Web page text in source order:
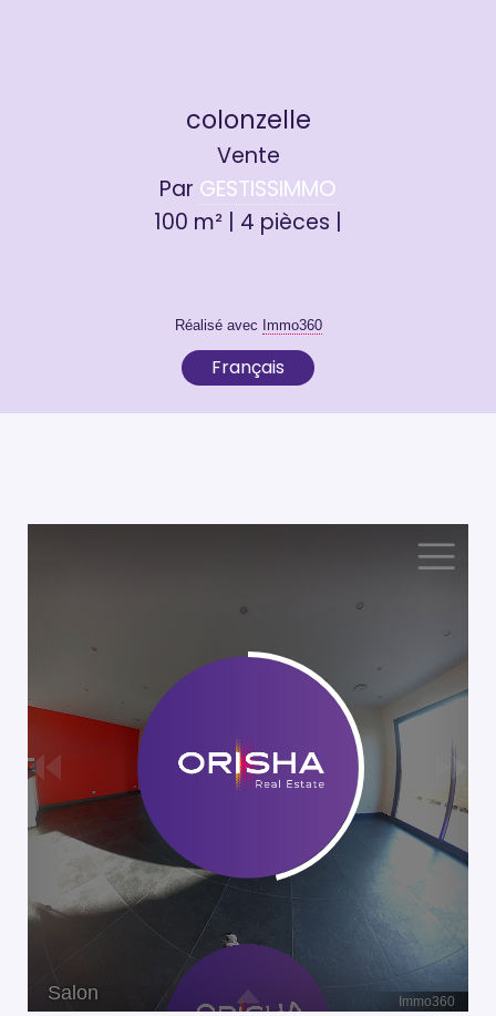
colonzelle
Vente
Par GESTISSIMMO
100 m² | 4 pièces |
Réalisé avec Immo360
Français